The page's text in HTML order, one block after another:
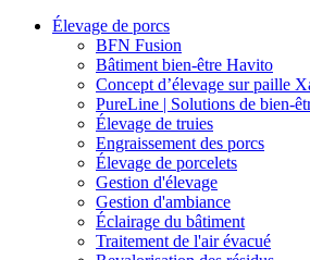
Élevage de porcs
BFN Fusion
Bâtiment bien-être Havito
Concept d’élevage sur paille
PureLine | Solutions de bien-
Élevage de truies
Engraissement des porcs
Élevage de porcelets
Gestion d'élevage
Gestion d'ambiance
Éclairage du bâtiment
Traitement de l'air évacué